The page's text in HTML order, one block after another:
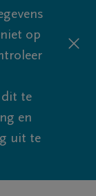
op
dit te
en
uit te